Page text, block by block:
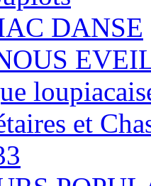
DANSE
et